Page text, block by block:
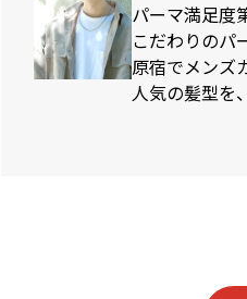
パーマ満足度
こだわりのパ
原宿でメンズ
人気の髪型を